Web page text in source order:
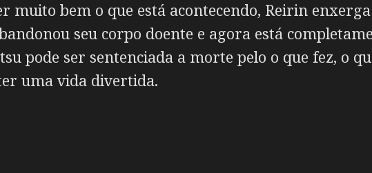
muito bem o que está acontecendo, Reirin
seu corpo doente e agora está
pode ser sentenciada a morte pelo o que fez, o
uma vida divertida.